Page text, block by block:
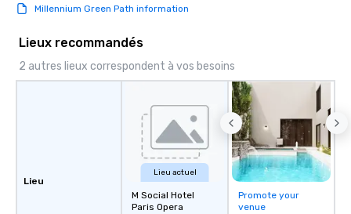
Millennium Green Path information
Lieux recommandés
2 autres lieux correspondent à vos besoins
Lieu
Lieu actuel
M Social Hotel
Paris Opera
Promote your
venue